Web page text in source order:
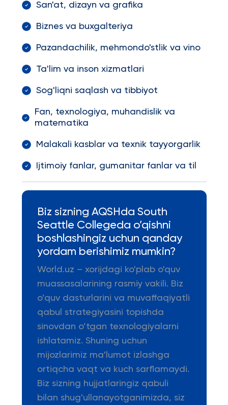
San'at, dizayn va grafika
Biznes va buxgalteriya
Pazandachilik, mehmondo'stlik va vino
Ta'lim va inson xizmatlari
Sog'liqni saqlash va tibbiyot
Fan, texnologiya, muhandislik va
matematika
Malakali kasblar va texnik tayyorgarlik
Ijtimoiy fanlar, gumanitar fanlar va til
Biz sizning AQSHda South
Seattle Collegeda o’qishni
boshlashingiz uchun qanday
yordam berishimiz mumkin?
World.uz – xorijdagi ko'plab o'quv
muassasalarining rasmiy vakili. Biz
o’quv dasturlarini va muvaffaqiyatli
qabul strategiyasini topishda
sinovdan o’tgan texnologiyalarni
ishlatamiz. Shuning uchun
mijozlarimiz ma'lumot izlashga
ortiqcha vaqt va kuch sarflamaydi.
Biz sizning hujjatlaringiz qabuli
bilan shug'ullanayotganimizda, siz